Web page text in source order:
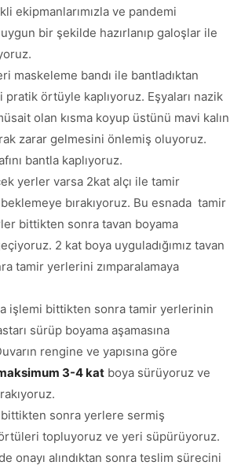
ekipmanlarımızla ve pandemi
bir şekilde hazırlanıp galoşlar ile
maskeleme bandı ile bantladıktan
pratik örtüyle kaplıyoruz. Eşyaları nazik
olan kısma koyup üstünü mavi kalın
zarar gelmesini önlemiş oluyoruz.
bantla kaplıyoruz.
yerler varsa 2kat alçı ile tamir
bırakıyoruz. Bu esnada tamir
bittikten sonra tavan boyama
2 kat boya uyguladığımız tavan
tamir yerlerini zımparalamaya
işlemi bittikten sonra tamir yerlerinin
sürüp boyama aşamasına
rengine ve yapısına göre
3-4 kat boya sürüyoruz ve
sonra yerlere sermiş
topluyoruz ve yeri süpürüyoruz.
onayı alındıktan sonra teslim sürecini